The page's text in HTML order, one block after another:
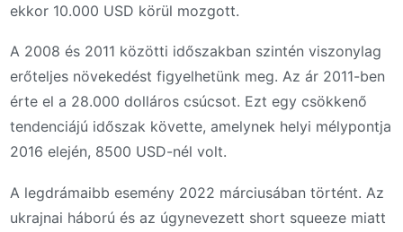
ekkor 10.000 USD körül mozgott.
A 2008 és 2011 közötti időszakban szintén viszonylag
erőteljes növekedést figyelhetünk meg. Az ár 2011-ben
érte el a 28.000 dolláros csúcsot. Ezt egy csökkenő
tendenciájú időszak követte, amelynek helyi mélypontja
2016 elején, 8500 USD-nél volt.
A legdrámaibb esemény 2022 márciusában történt. Az
ukrajnai háború és az úgynevezett short squeeze miatt